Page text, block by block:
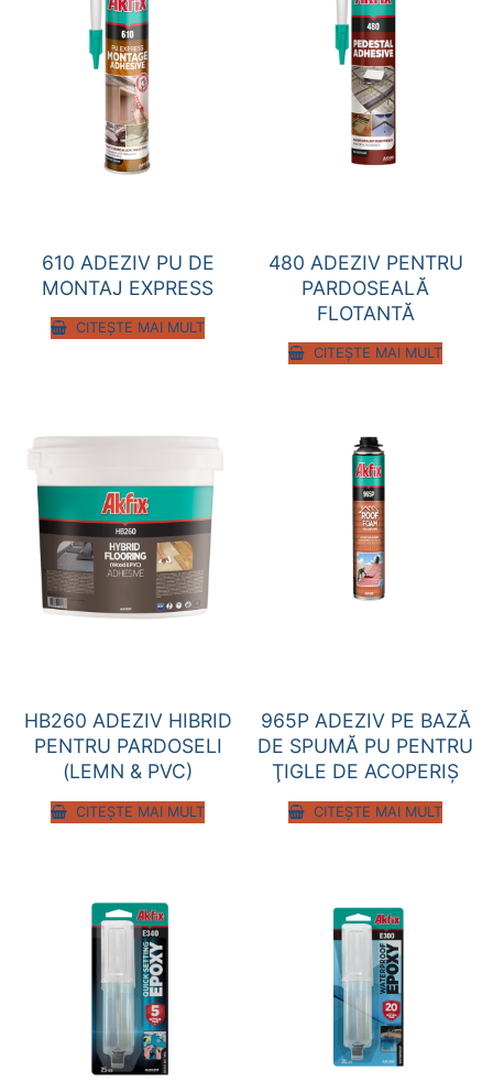
610 ADEZIV PU DE
MONTAJ EXPRESS
CITEȘTE MAI MULT
480 ADEZIV PENTRU
PARDOSEALĂ
FLOTANTĂ
CITEȘTE MAI MULT
HB260 ADEZIV HIBRID
PENTRU PARDOSELI
(LEMN & PVC)
CITEȘTE MAI MULT
965P ADEZIV PE BAZĂ
DE SPUMĂ PU PENTRU
ŢIGLE DE ACOPERIŞ
CITEȘTE MAI MULT